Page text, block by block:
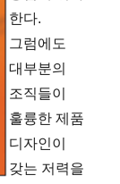
한다.
그럼에도
대부분의
조직들이
훌륭한 제품
디자인이
갖는 저력을